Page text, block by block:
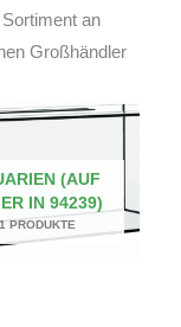
an
Großhändler
(AUF
IN 94239)
PRODUKTE